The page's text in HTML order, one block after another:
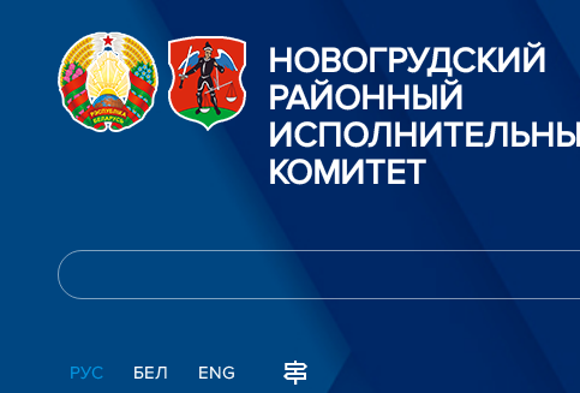
НОВОГРУДСКИЙ
РАЙОННЫЙ
КОМИТЕТ
РУС БЕЛ ENG